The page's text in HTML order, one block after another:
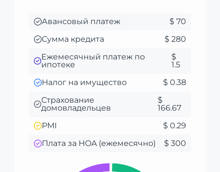
Авансовый платеж
$ 70
Сумма кредита
$ 280
Ежемесячный платеж по
ипотеке
$
1.5
Налог на имущество
$ 0.38
Страхование
домовладельцев
$
166.67
PMI
$ 0.29
Плата за HOA (ежемесячно)
$ 300